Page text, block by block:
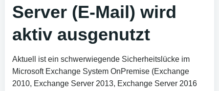
Server (E-Mail) wird
aktiv ausgenutzt
Aktuell ist ein schwerwiegende Sicherheitslücke im
Microsoft Exchange System OnPremise (Exchange
2010, Exchange Server 2013, Exchange Server 2016